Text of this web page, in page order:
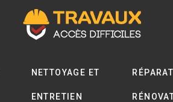
NETTOYAGE ET
ENTRETIEN